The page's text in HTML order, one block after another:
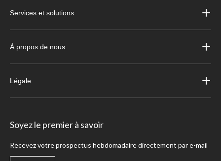
Services et solutions
À propos de nous
Légale
Soyez le premier à savoir
Recevez votre prospectus hebdomadaire directement par e-mail